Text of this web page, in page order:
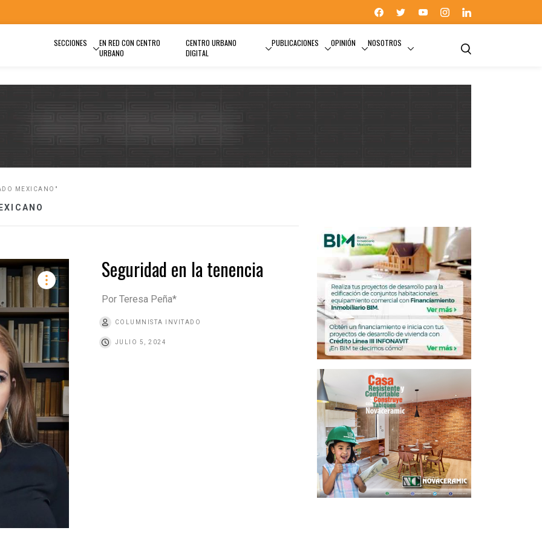
SECCIONES
EN RED CON CENTRO
URBANO
CENTRO URBANO
DIGITAL
PUBLICACIONES OPINIÓN NOSOTROS
MEXICANO"
Seguridad en la tenencia
Por Teresa Peña*
COLUMNISTA INVITADO
JULIO 5, 2024
COLEGIO NACIONAL DEL NOTARIADO MEXICANO